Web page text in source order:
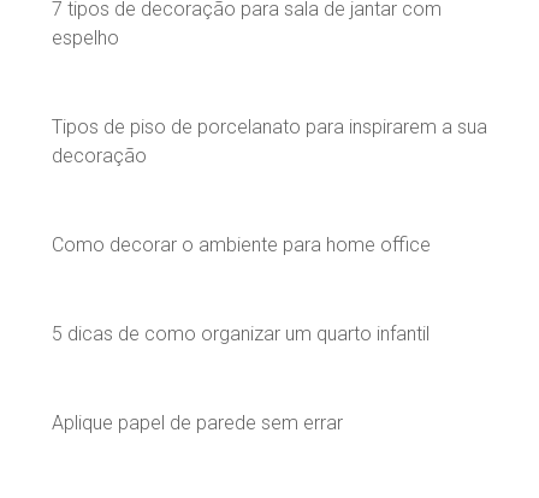
7 tipos de decoração para sala de jantar com
espelho
Tipos de piso de porcelanato para inspirarem a sua
decoração
Como decorar o ambiente para home office
5 dicas de como organizar um quarto infantil
Aplique papel de parede sem errar